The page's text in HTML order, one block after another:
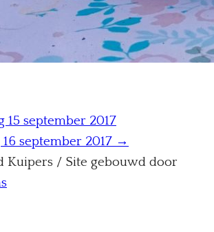
15 september 2017
september 2017 →
Kuipers / Site gebouwd door